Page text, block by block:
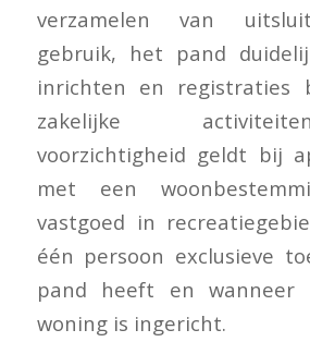
verzamelen van
gebruik, het pand
inrichten en registraties
zakelijke
voorzichtigheid geldt bij
met een
vastgoed in
één persoon exclusieve
pand heeft en
woning is ingericht.